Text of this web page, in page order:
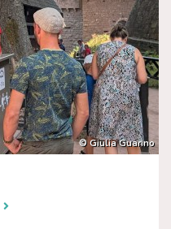
© Giulia Guarino